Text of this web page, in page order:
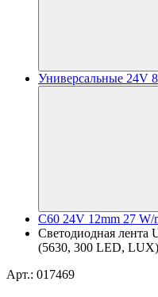
Универсальные 24V
C60 24V 12mm 27 W/
Светодиодная
(5630, 300 LED,
Арт.: 017469